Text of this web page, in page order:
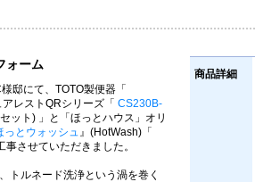
ォーム
邸にて、TOTO製便器「
レストQRシリーズ「 CS230B-
ット) 」と「ほっとハウス」オリ
っとウォッシュ』(HotWash)「
事させていただきました。
トルネード洗浄という渦を巻く
商品詳細